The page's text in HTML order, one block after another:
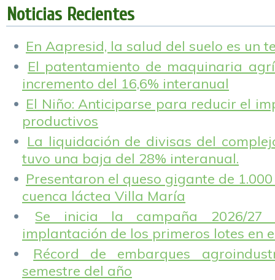
Ha la superficie
proyectada del
Girasol.
maíz.
Noticias Recientes
En Aapresid, la salud del suelo es un
El patentamiento de maquinaria
incremento del 16,6% interanual
El Niño: Anticiparse para reducir el
productivos
La liquidación de divisas del
tuvo una baja del 28% interanual.
Presentaron el queso gigante de
cuenca láctea Villa María
Se inicia la campaña 2026/
implantación de los primeros lotes en
Récord de embarques
semestre del año